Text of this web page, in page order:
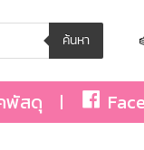
ค้นหา
พัสดุ